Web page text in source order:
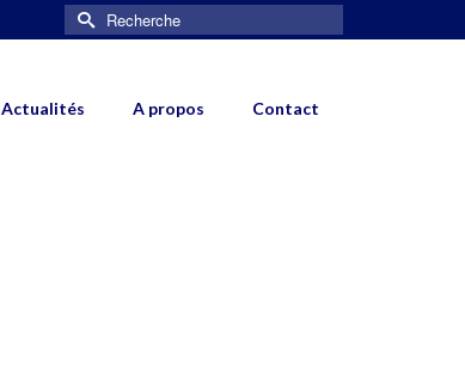
Rechercher :
Actualités A propos Contact